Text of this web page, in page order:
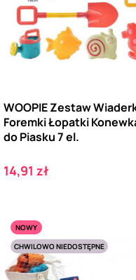
WOOPIE Zestaw
Foremki Łopatki
do Piasku 7 el.
Cena
14,91 zł
NOWY
CHWILOWO NIEDOSTĘPNE